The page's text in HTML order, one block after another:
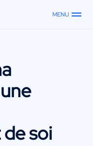
MENU
soi